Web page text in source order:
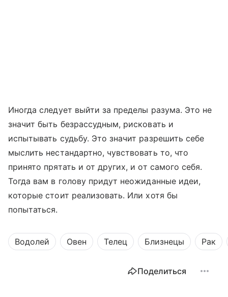
Иногда следует выйти за пределы разума. Это не
значит быть безрассудным, рисковать и
испытывать судьбу. Это значит разрешить себе
мыслить нестандартно, чувствовать то, что
принято прятать и от других, и от самого себя.
Тогда вам в голову придут неожиданные идеи,
которые стоит реализовать. Или хотя бы
попытаться.
Водолей Овен Телец Близнецы Рак
Поделиться